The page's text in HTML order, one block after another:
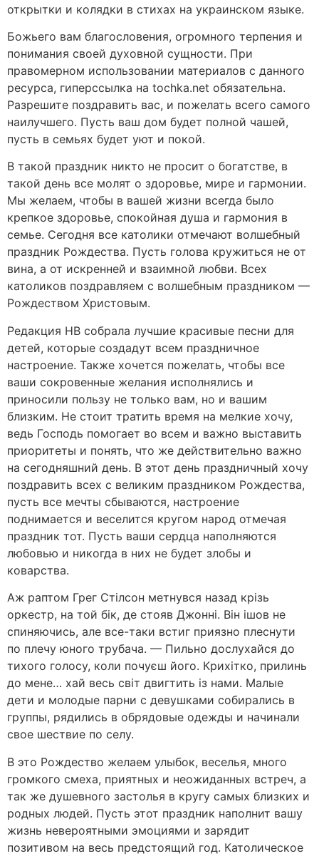
открытки и колядки в стихах на украинском языке.
Божьего вам благословения, огромного терпения и
понимания своей духовной сущности. При
правомерном использовании материалов с данного
ресурса, гиперссылка на tochka.net обязательна.
Разрешите поздравить вас, и пожелать всего самого
наилучшего. Пусть ваш дом будет полной чашей,
пусть в семьях будет уют и покой.
В такой праздник никто не просит о богатстве, в
такой день все молят о здоровье, мире и гармонии.
Мы желаем, чтобы в вашей жизни всегда было
крепкое здоровье, спокойная душа и гармония в
семье. Сегодня все католики отмечают волшебный
праздник Рождества. Пусть голова кружиться не от
вина, а от искренней и взаимной любви. Всех
католиков поздравляем с волшебным праздником —
Рождеством Христовым.
Редакция НВ собрала лучшие красивые песни для
детей, которые создадут всем праздничное
настроение. Также хочется пожелать, чтобы все
ваши сокровенные желания исполнялись и
приносили пользу не только вам, но и вашим
близким. Не стоит тратить время на мелкие хочу,
ведь Господь помогает во всем и важно выставить
приоритеты и понять, что же действительно важно
на сегодняшний день. В этот день праздничный хочу
поздравить всех с великим праздником Рождества,
пусть все мечты сбываются, настроение
поднимается и веселится кругом народ отмечая
праздник тот. Пусть ваши сердца наполняются
любовью и никогда в них не будет злобы и
коварства.
Аж раптом Грег Стілсон метнувся назад крізь
оркестр, на той бік, де стояв Джонні. Він ішов не
спиняючись, але все-таки встиг приязно плеснути
по плечу юного трубача. — Пильно дослухайся до
тихого голосу, коли почуєш його. Крихітко, прилинь
до мене… хай весь світ двигтить із нами. Малые
дети и молодые парни с девушками собирались в
группы, рядились в обрядовые одежды и начинали
свое шествие по селу.
В это Рождество желаем улыбок, веселья, много
громкого смеха, приятных и неожиданных встреч, а
так же душевного застолья в кругу самых близких и
родных людей. Пусть этот праздник наполнит вашу
жизнь невероятными эмоциями и зарядит
позитивом на весь предстоящий год. Католическое